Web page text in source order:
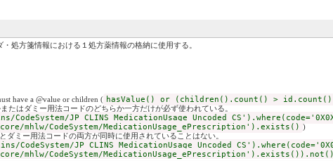
処方箋情報における１処方薬情報の格納に使用する。
have a @value or children ( hasValue() or (children().count() >
たはダミー用法コードのどちらか一方だけが必ず使われている。
CodeSystem/MedicationUsage_ePrescription').exists() )
ダミー用法コードの両方が同時に使用されていることはない。
mhlw/CodeSystem/MedicationUsage_ePrescription').exists()).not()